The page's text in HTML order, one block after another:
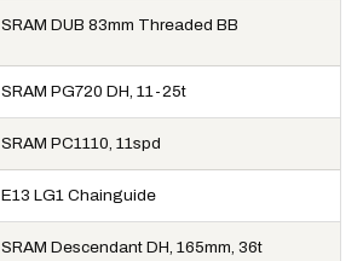
SRAM DUB 83mm Threaded BB
SRAM PG720 DH, 11-25t
SRAM PC1110, 11spd
E13 LG1 Chainguide
SRAM Descendant DH, 165mm, 36t